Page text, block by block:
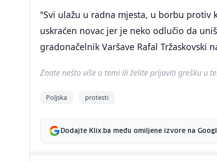
"Svi ulažu u radna mjesta, u borbu protiv
uskraćen novac jer je neko odlučio da
gradonačelnik Varšave Rafal Tržaskovski
Znate nešto više o temi ili želite prijaviti grešku u
Poljska protesti
Dodajte Klix.ba među omiljene izvore na